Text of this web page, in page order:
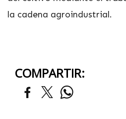
la cadena agroindustrial.
COMPARTIR: